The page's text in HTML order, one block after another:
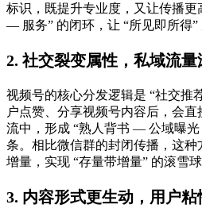
标识，既提升专业度，又让传播
— 服务” 的闭环，让 “所见即所得”
2. 社交裂变属性，私域流
视频号的核心分发逻辑是 “社交推
户点赞、分享视频号内容后，会
流中，形成 “熟人背书 — 公域曝
条。相比微信群的封闭传播，这
增量，实现 “存量带增量” 的滚雪球
3. 内容形式更生动，用户粘